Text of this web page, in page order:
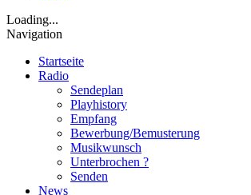
Loading...
Navigation
Startseite
Radio
Sendeplan
Playhistory
Empfang
Bewerbung/Bemusterung
Musikwunsch
Unterbrochen ?
Senden
News